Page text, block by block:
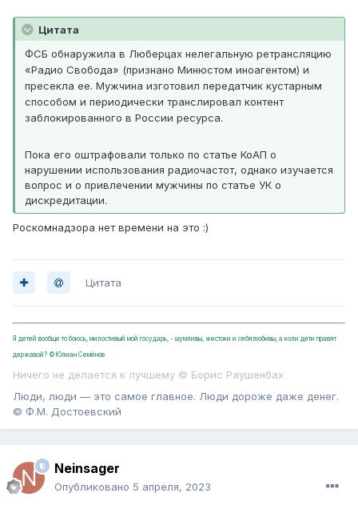
Цитата
ФСБ обнаружила в Люберцах нелегальную ретрансляцию
«Радио Свобода» (признано Минюстом иноагентом) и
пресекла ее. Мужчина изготовил передатчик кустарным
способом и периодически транслировал контент
заблокированного в России ресурса.
Пока его оштрафовали только по статье КоАП о
нарушении использования радиочастот, однако изучается
вопрос и о привлечении мужчины по статье УК о
дискредитации.
Роскомнадзора нет времени на это :)
Цитата
Я детей вообще то боюсь, милостивый мой государь, - шумливы, жестоки и себялюбивы, а коли дети правят
державой? ©Юлиан Семёнов
Ничего не делается к лучшему © Борис Раушенбах
Люди, люди — это самое главное. Люди дороже даже денег.
© Ф.М. Достоевский
Neinsager
Опубликовано 5 апреля, 2023